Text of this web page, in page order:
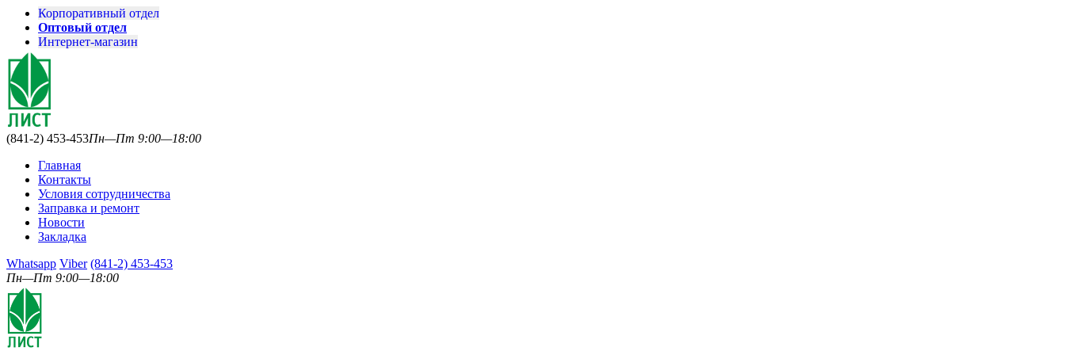
Корпоративный отдел
Оптовый отдел
Интернет-магазин
(841-2) 453-453Пн—Пт 9:00—18:00
Главная
Контакты
Условия сотрудничества
Заправка и ремонт
Новости
Закладка
Whatsapp Viber (841-2) 453-453
Пн—Пт 9:00—18:00